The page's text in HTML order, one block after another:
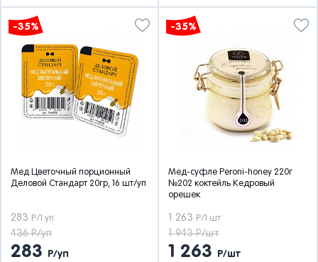
-35%
Мед Цветочный порционный
Деловой Стандарт 20гр, 16 шт/уп
283 Р/1 уп
436 Р/уп
283 Р/уп
-35%
Мед-суфле Peroni-honey 220г
№202 коктейль Кедровый
орешек
1 263 Р/1 шт
1 943 Р/шт
1 263 Р/шт